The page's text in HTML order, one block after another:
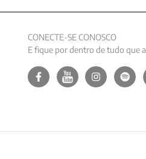
CONECTE-SE CONOSCO
E fique por dentro de tudo que